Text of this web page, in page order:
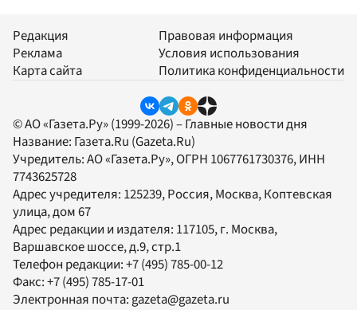
Редакция
Реклама
Карта сайта
Правовая информация
Условия использования
Политика конфиденциальности
© АО «Газета.Ру» (1999-2026) – Главные новости дня
Название: Газета.Ru (Gazeta.Ru)
Учредитель:АО «Газета.Ру», ОГРН 1067761730376, ИНН
7743625728
Адрес учредителя: 125239, Россия, Москва, Коптевская
улица, дом 67
Адрес редакции и издателя: 117105, г. Москва,
Варшавское шоссе, д.9, стр.1
Телефон редакции:+7 (495) 785-00-12
Факс:+7 (495) 785-17-01
Электронная почта: gazeta@gazeta.ru